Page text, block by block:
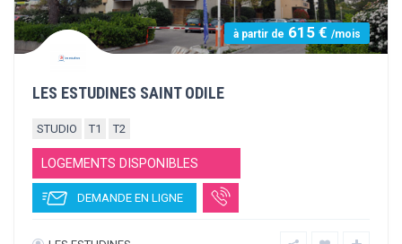
RÉSIDENCE LE VALYS
T2 T3
DEMANDE EN LIGNE
BEC IMMOBILIER